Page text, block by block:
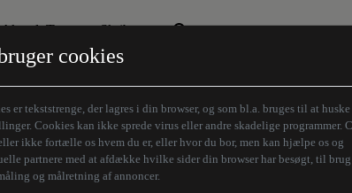
cookies
er tekststrenge, der lagres i din browser, og som bl.a. bruges til at
Cookies kan ikke sprede virus eller andre skadelige programmer.
ikke fortælle os hvem du er, eller hvor du bor, men kan hjælpe os og
partnere med at afdække hvilke sider din browser har besøgt, til brug
og målretning af annoncer.
Aktuelt Tema
Den borgelige brille
Humaniora forfra
Store Danskere
Skribenter
Z-aksen